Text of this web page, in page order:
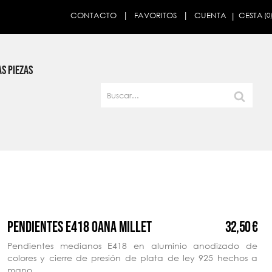
CONTACTO FAVORITOS CUENTA CESTA(0)
PIEZAS
PENDIENTES E418 OANA MILLET 32,50 €
Pendientes medianos E418 en aluminio anodizado de
colores y cierre de presión de plata de ley 925 hechos a
×